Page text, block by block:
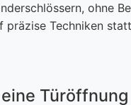
ohne
präzise Techniken
Türöffnung